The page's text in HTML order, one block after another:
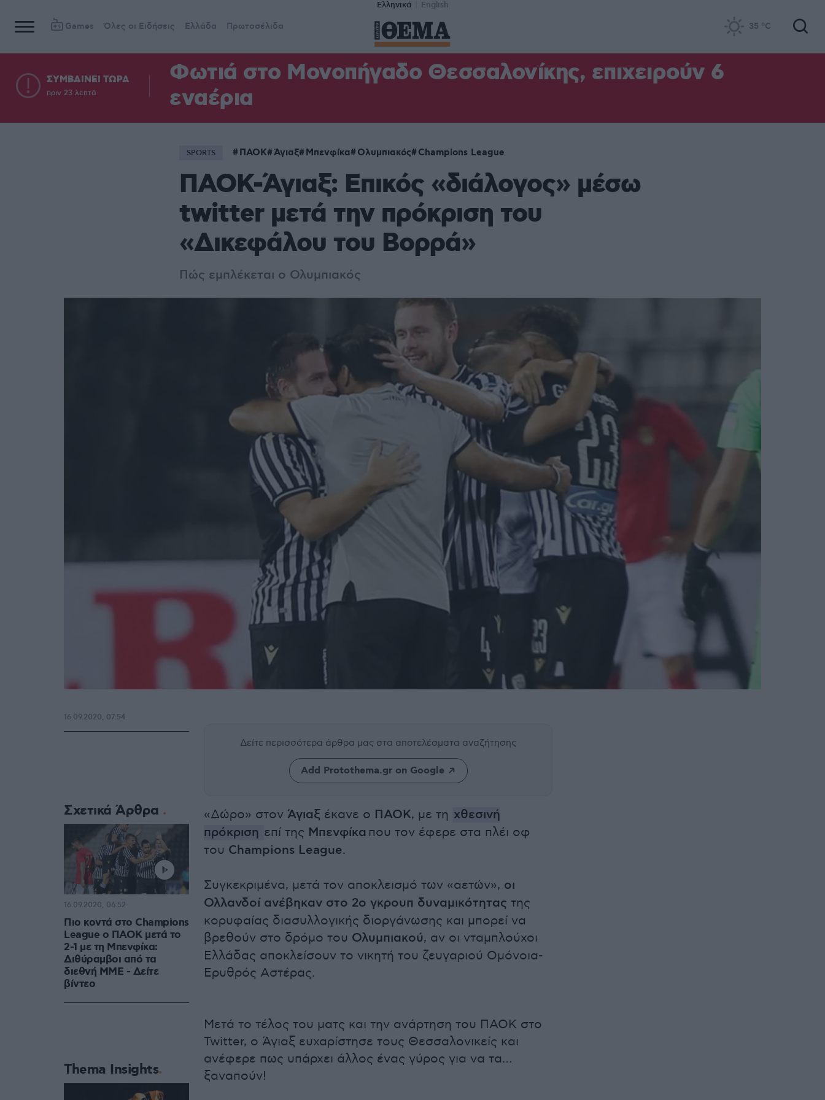
Ελληνικά English
Games Όλες οι Ειδήσεις Ελλάδα Πρωτοσέλιδα 35 °C
ΣΥΜΒΑΙΝΕΙ ΤΩΡΑ
πριν 23 λεπτά
Φωτιά στο Μονοπήγαδο Θεσσαλονίκης, επιχειρούν 6
εναέρια
SPORTS ΠΑΟΚ Άγιαξ Μπενφίκα Ολυμπιακός Champions League
ΠΑΟΚ-Άγιαξ: Επικός «διάλογος» μέσω
twitter μετά την πρόκριση του
«Δικεφάλου του Βορρά»
Πώς εμπλέκεται ο Ολυμπιακός
Δείτε περισσότερα άρθρα μας στα αποτελέσματα αναζήτησης
Add Protothema.gr on Google
«Δώρο» στον Άγιαξ έκανε ο ΠΑΟΚ, με τη χθεσινή
πρόκριση επί της Μπενφίκα που τον έφερε στα πλέι οφ
του Champions League.
Συγκεκριμένα, μετά τον αποκλεισμό των «αετών», οι
Ολλανδοί ανέβηκαν στο 2ο γκρουπ δυναμικότητας της
κορυφαίας διασυλλογικής διοργάνωσης και μπορεί να
βρεθούν στο δρόμο του Ολυμπιακού, αν οι νταμπλούχοι
Ελλάδας αποκλείσουν το νικητή του ζευγαριού Ομόνοια-
Ερυθρός Αστέρας.
Μετά το τέλος του ματς και την ανάρτηση του ΠΑΟΚ στο
Twitter, ο Άγιαξ ευχαρίστησε τους Θεσσαλονικείς και
ανέφερε πως υπάρχει άλλος ένας γύρος για να τα…
ξαναπούν!
16.09.2020, 07:54
Σχετικά Άρθρα
Πιο κοντά στο Champions
League ο ΠΑΟΚ μετά το
2-1 με τη Μπενφίκα:
Διθύραμβοι από τα
διεθνή ΜΜΕ - Δείτε
βίντεο
16.09.2020, 06:52
Thema Insights